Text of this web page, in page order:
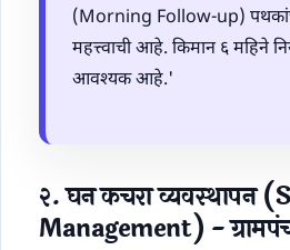
(Morning Follow-up)
महत्त्वाची आहे. किमान ६ महिने
आवश्यक आहे.'
२. घन कचरा व्यवस्थापन
Management) -